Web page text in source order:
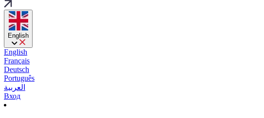
English
English
Français
Deutsch
Português
العربية
Вход